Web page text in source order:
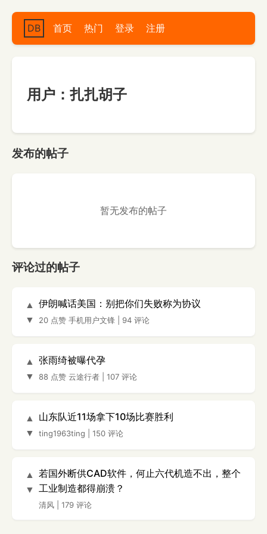
DB 首页 热门 登录 注册
用户：扎扎胡子
发布的帖子
暂无发布的帖子
评论过的帖子
▲
▼
伊朗喊话美国：别把你们失败称为协议
20 点赞 手机用户文锋 94 评论
▲
▼
张雨绮被曝代孕
88 点赞 云途行者 107 评论
▲
▼
山东队近11场拿下10场比赛胜利
ting1963ting 150 评论
▲
▼
若国外断供CAD软件，何止六代机造不出，整个
工业制造都得崩溃？
清风 179 评论